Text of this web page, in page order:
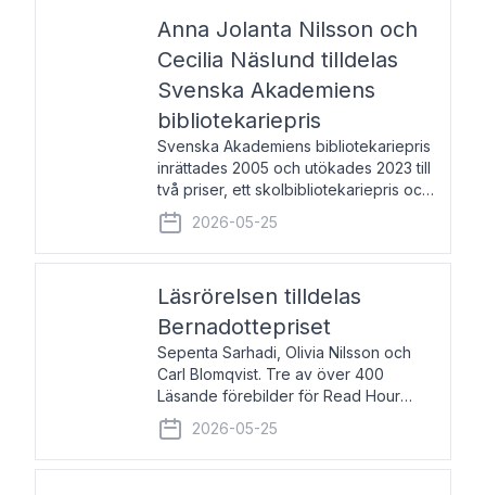
Anna Jolanta Nilsson och
Cecilia Näslund tilldelas
Svenska Akademiens
bibliotekariepris
Svenska Akademiens bibliotekariepris
inrättades 2005 och utökades 2023 till
två priser, ett skolbibliotekariepris och
ett folkbibliotekariepris. Priserna skall
tilldelas bibliotekarier vid svenska folk-
och skolbibliotek som gjort värdefull
2026-05-25
Läsrörelsen tilldelas
Bernadottepriset
Sepenta Sarhadi, Olivia Nilsson och
Carl Blomqvist. Tre av över 400
Läsande förebilder för Read Hour
Sverige. Foto: Michael Wall. Den ideella
föreningen Läsrörelsen tilldelas
Bernadottepriset 2026 för att den
2026-05-25